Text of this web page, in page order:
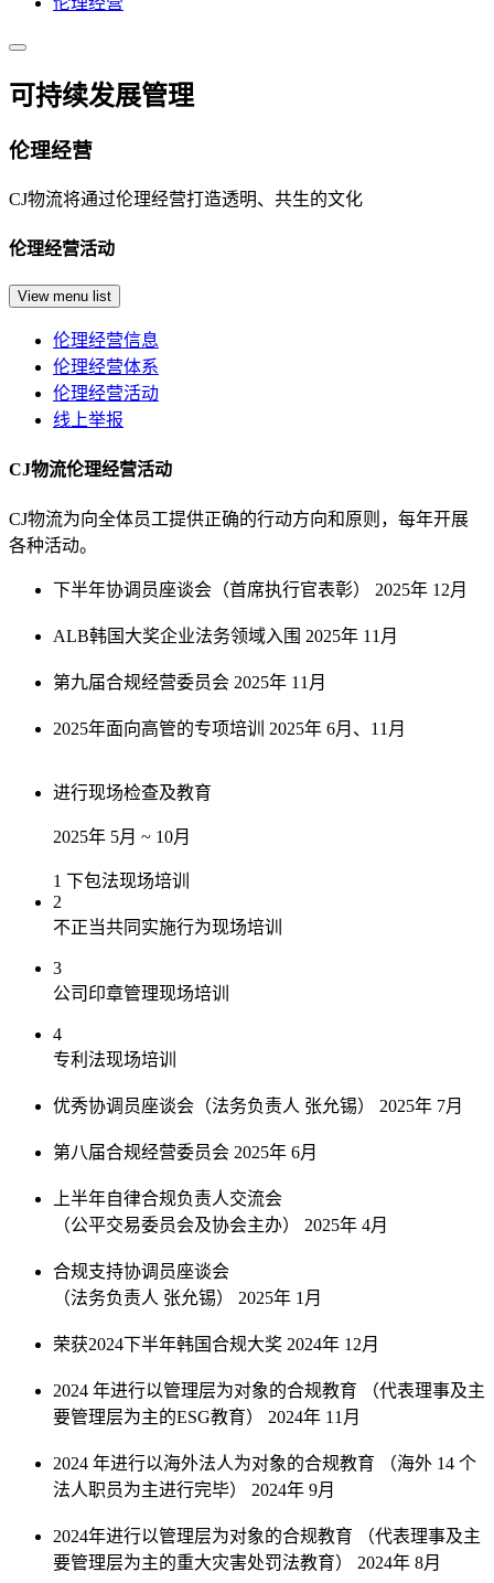
可持续发展管理
伦理经营
CJ物流将通过伦理经营打造透明、共生的文化
伦理经营活动
View menu list
伦理经营信息
伦理经营体系
伦理经营活动
线上举报
CJ物流伦理经营活动
CJ物流为向全体员工提供正确的行动方向和原则，每年开展
各种活动。
下半年协调员座谈会（首席执行官表彰） 2025年 12月
ALB韩国大奖企业法务领域入围 2025年 11月
第九届合规经营委员会 2025年 11月
2025年面向高管的专项培训 2025年 6月、11月
进行现场检查及教育
2025年 5月 ~ 10月
1 下包法现场培训
2
不正当共同实施行为现场培训
3
公司印章管理现场培训
4
专利法现场培训
优秀协调员座谈会（法务负责人 张允锡） 2025年 7月
第八届合规经营委员会 2025年 6月
上半年自律合规负责人交流会
（公平交易委员会及协会主办） 2025年 4月
合规支持协调员座谈会
（法务负责人 张允锡） 2025年 1月
荣获2024下半年韩国合规大奖 2024年 12月
2024 年进行以管理层为对象的合规教育
（代表理事及主
要管理层为主的ESG教育） 2024年 11月
2024 年进行以海外法人为对象的合规教育
（海外 14 个
法人职员为主进行完毕） 2024年 9月
2024年进行以管理层为对象的合规教育
（代表理事及主
要管理层为主的重大灾害处罚法教育） 2024年 8月